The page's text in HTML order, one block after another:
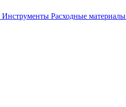
Инструменты Расходные материалы